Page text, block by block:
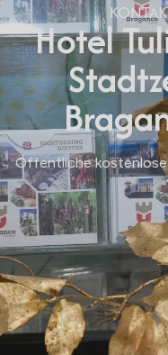
Hotel
Öffentliche kostenlose